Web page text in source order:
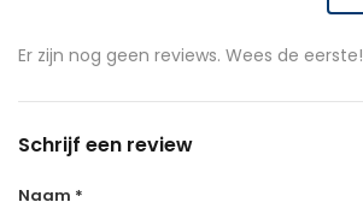
Er zijn nog geen reviews. Wees de eerste!
Schrijf een review
Naam *